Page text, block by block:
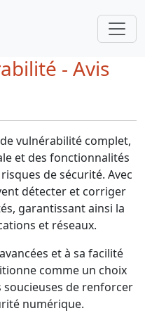
- Avis
vulnérabilité complet,
et des fonctionnalités
de sécurité. Avec
détecter et corriger
garantissant ainsi la
et réseaux.
et à sa facilité
comme un choix
de renforcer
numérique.